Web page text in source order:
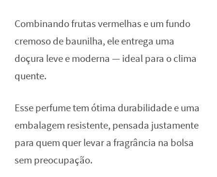
Combinando frutas vermelhas e um fundo
cremoso de baunilha, ele entrega uma
doçura leve e moderna — ideal para o clima
quente.
Esse perfume tem ótima durabilidade e uma
embalagem resistente, pensada justamente
para quem quer levar a fragrância na bolsa
sem preocupação.